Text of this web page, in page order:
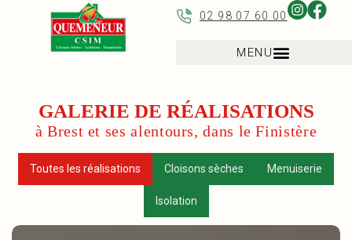
02 98 07 60 00
GALERIE DE RÉALISATIONS
à Brest et ses alentours, dans le Finistère
Toutes les réalisations Cloisons sèches Menuiserie
Isolation